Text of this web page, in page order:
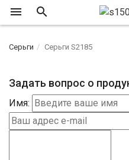
Серьги Серьги S2185
Задать вопрос о
Имя: